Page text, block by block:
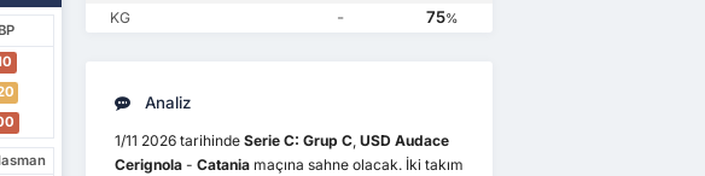
KG - 75%
Analiz
1/11 2026 tarihinde Serie C: Grup C, USD Audace
Cerignola- Cataniamaçına sahne olacak. İki takım